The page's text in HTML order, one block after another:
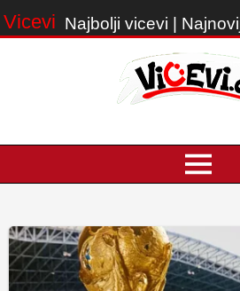
Vicevi Najbolji vicevi |